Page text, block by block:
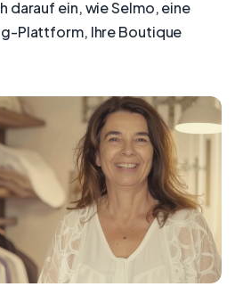
darauf ein, wie Selmo, eine
Plattform, Ihre Boutique